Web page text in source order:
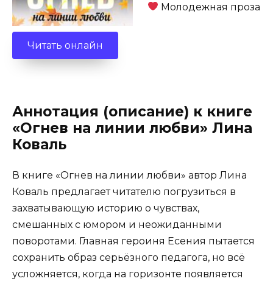
Молодежная проза
Читать онлайн
Аннотация (описание) к книге
«Огнев на линии любви» Лина
Коваль
В книге «Огнев на линии любви» автор Лина
Коваль предлагает читателю погрузиться в
захватывающую историю о чувствах,
смешанных с юмором и неожиданными
поворотами. Главная героиня Есения пытается
сохранить образ серьёзного педагога, но всё
усложняется, когда на горизонте появляется